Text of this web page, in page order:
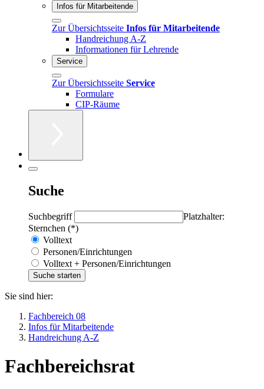
Infos für Mitarbeitende
Zur Übersichtsseite Infos für Mitarbeitende
Handreichung A-Z
Informationen für Lehrende
Service
Zur Übersichtsseite Service
Formulare
CIP-Räume
Suche
Suchbegriff
Platzhalter:
Sternchen (*)
Volltext
Personen/Einrichtungen
Volltext + Personen/Einrichtungen
Sie sind hier:
Fachbereich 08
Infos für Mitarbeitende
Handreichung A-Z
Fachbereichsrat